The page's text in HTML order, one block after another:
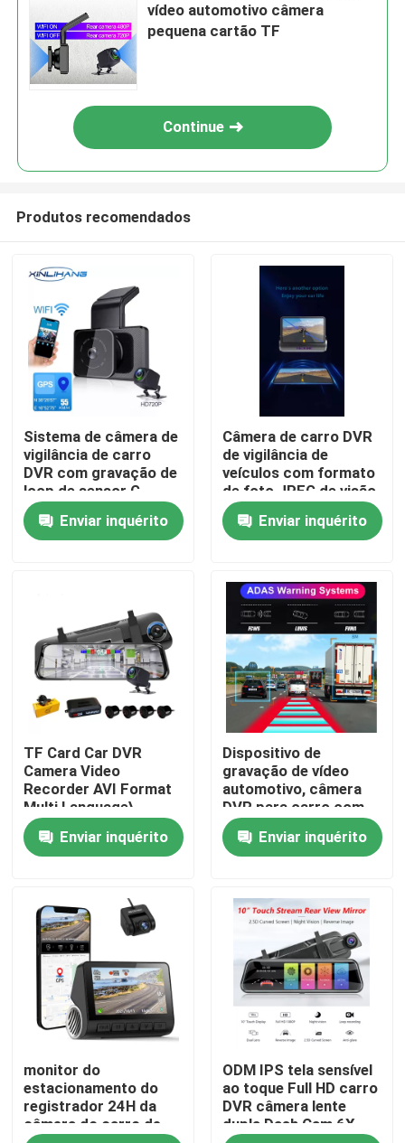
Produtos
Quem Somos
Fábrica
Controle de Qualidade
Fale Conosco
notícias
Todos os casos
Câmera DVR para carro
vídeo automotivo câmera
pequena cartão TF
Continue
Produtos recomendados
Sistema de câmera de
vigilância de carro
DVR com gravação de
loop de sensor G
Enviar inquérito
Câmera de carro DVR
de vigilância de
veículos com formato
de foto JPEG de visão
noturna
Enviar inquérito
TF Card Car DVR
Camera Video
Recorder AVI Format
Multi Language\
Enviar inquérito
Dispositivo de
gravação de vídeo
automotivo, câmera
DVR para carro com
bateria de 200 mAh
Enviar inquérito
monitor do
estacionamento do
registrador 24H da
câmera do carro de
ODM IPS tela sensível
ao toque Full HD carro
DVR câmera lente
dupla Dash Cam 6X